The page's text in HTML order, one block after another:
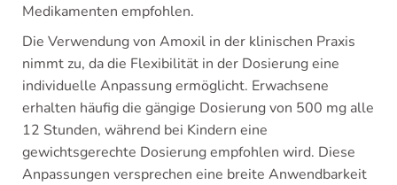
Medikamenten empfohlen.
Die Verwendung von Amoxil in der klinischen Praxis
nimmt zu, da die Flexibilität in der Dosierung eine
individuelle Anpassung ermöglicht. Erwachsene
erhalten häufig die gängige Dosierung von 500 mg alle
12 Stunden, während bei Kindern eine
gewichtsgerechte Dosierung empfohlen wird. Diese
Anpassungen versprechen eine breite Anwendbarkeit